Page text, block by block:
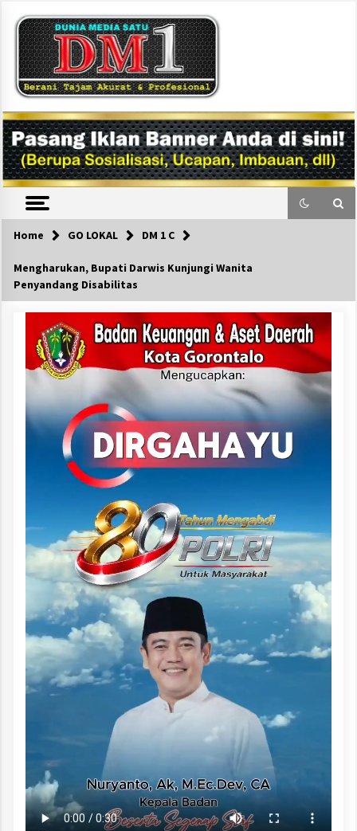
content
DM1
Home GO LOKAL DM 1 C
Mengharukan, Bupati Darwis Kunjungi Wanita
Penyandang Disabilitas